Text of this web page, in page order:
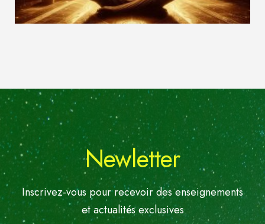
Newletter
Inscrivez-vous pour recevoir des enseignements
et actualités exclusives